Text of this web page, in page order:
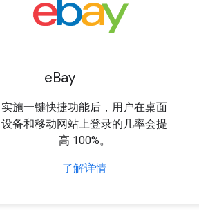
eBay
实施一键快捷功能后，用户在桌面
设备和移动网站上登录的几率会提
高 100%。
了解详情